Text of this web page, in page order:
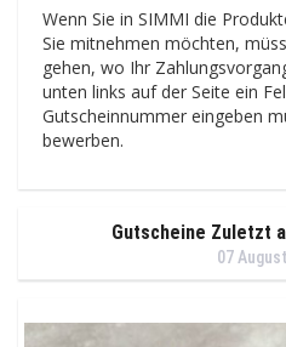
Wenn Sie in SIMMI die
Sie mitnehmen möchten,
gehen, wo Ihr
unten links auf der Seite ein
Gutscheinnummer eingeben
bewerben.
Gutscheine Zuletzt
07